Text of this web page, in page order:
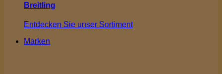
Breitling
Entdecken Sie unser Sortiment
Marken